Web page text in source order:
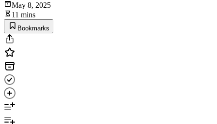
May 8, 2025
11 mins
Bookmarks